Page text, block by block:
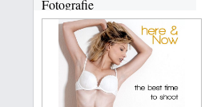
Fotografie